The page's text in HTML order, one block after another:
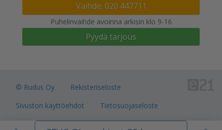
Vaihde: 020 447711
Puhelinvaihde avoinna arkisin klo 9-16
Pyydä tarjous
© Rudus Oy
Rekisteriseloste
Sivuston käyttöehdot
Tietosuojaseloste
Verkkokauppojen toimitusalueet